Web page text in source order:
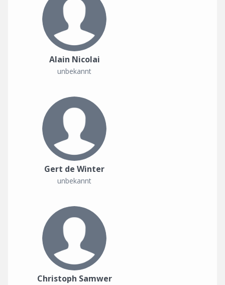
Alain Nicolai
unbekannt
Gert de Winter
unbekannt
Christoph Samwer